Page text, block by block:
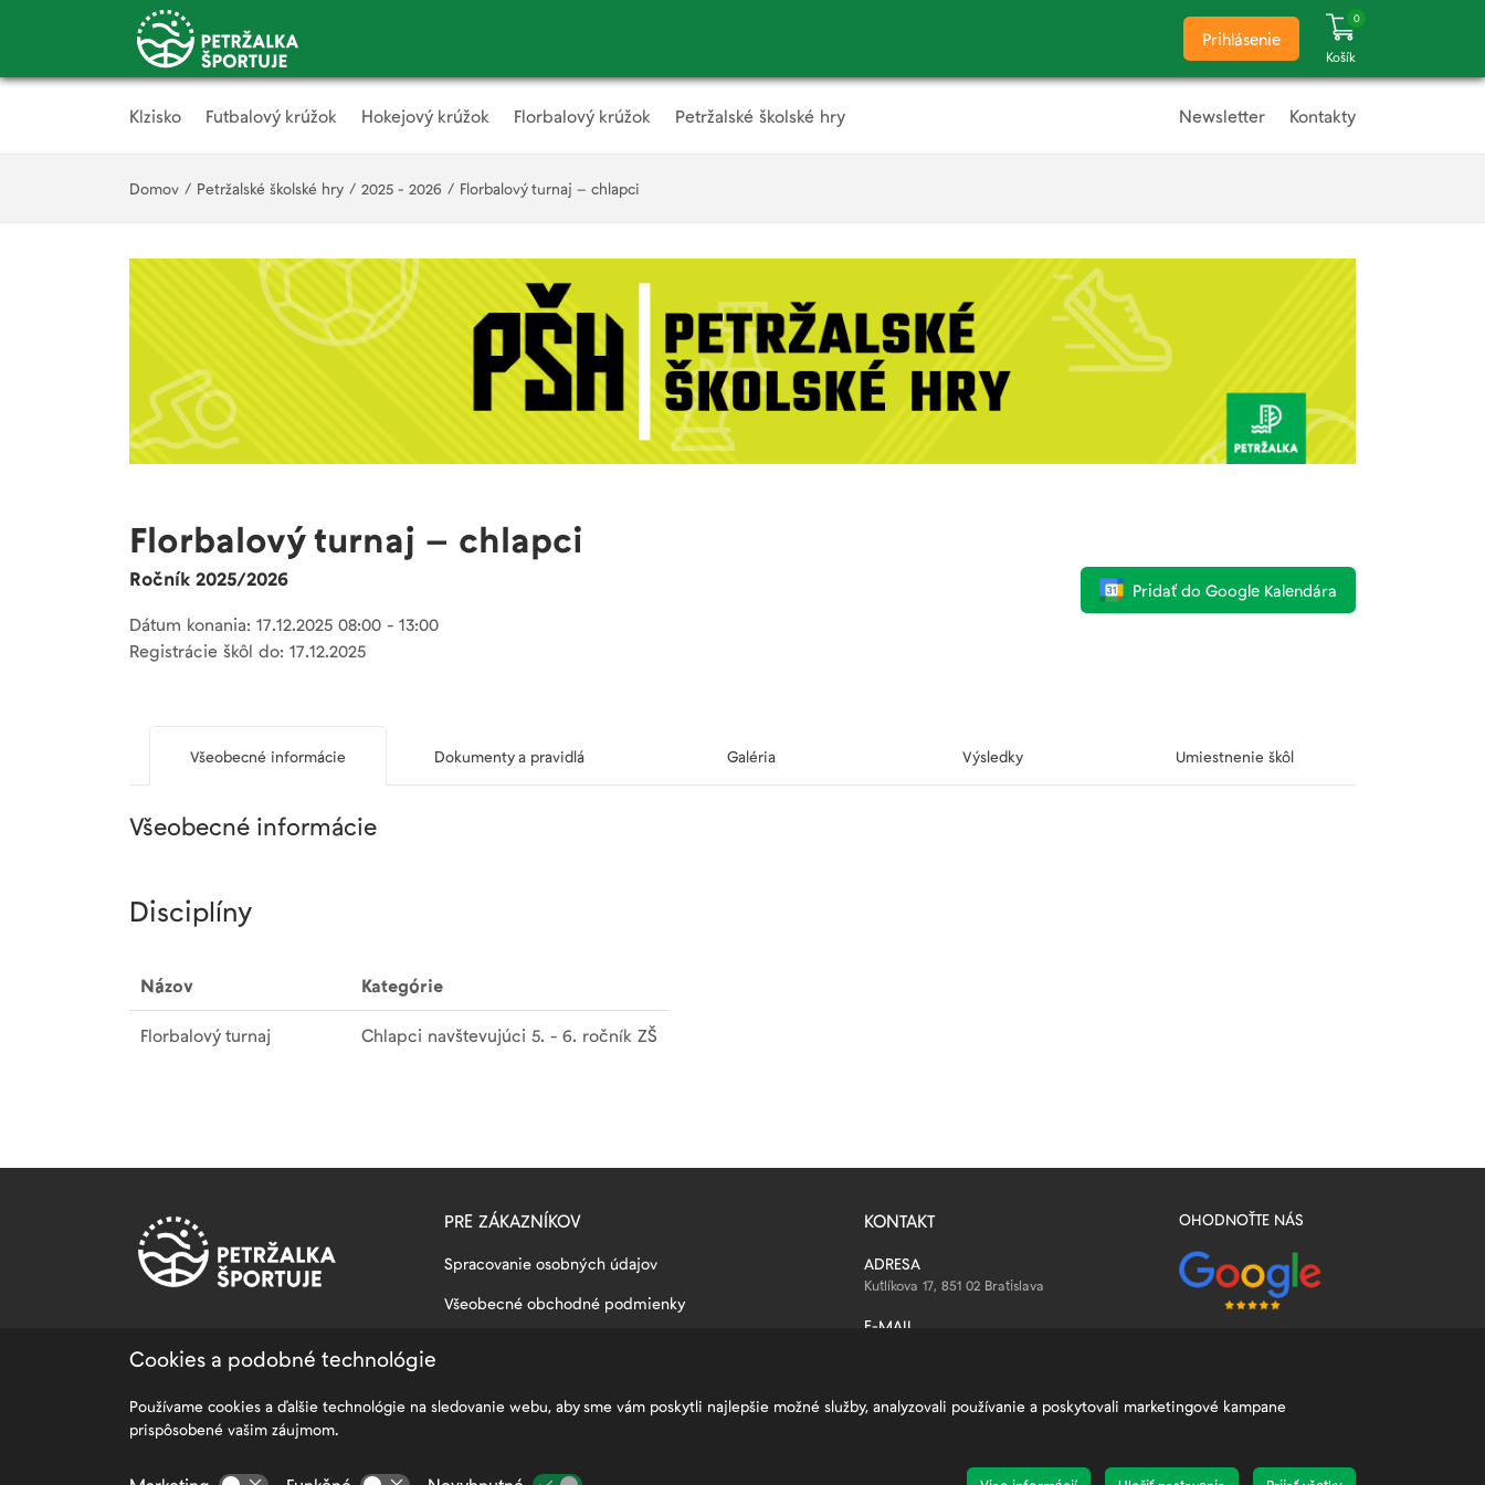
Prihlásenie
Košík
0
Klzisko Futbalový krúžok Hokejový krúžok Florbalový krúžok Petržalské školské hry Newsletter Kontakty
Domov / Petržalské školské hry / 2025 - 2026 / Florbalový turnaj – chlapci
Florbalový turnaj – chlapci
Ročník 2025/2026
Dátum konania: 17.12.2025 08:00 - 13:00
Registrácie škôl do: 17.12.2025
Pridať do Google Kalendára
Všeobecné informácie Dokumenty a pravidlá Galéria Výsledky Umiestnenie škôl
Všeobecné informácie
Disciplíny
Názov Kategórie
Florbalový turnaj Chlapci navštevujúci 5. - 6. ročník ZŠ
PRE ZÁKAZNÍKOV
Spracovanie osobných údajov
Všeobecné obchodné podmienky
KONTAKT
ADRESA
Kutlíkova 17, 851 02 Bratislava
E-MAIL
OHODNOŤTE NÁS
Cookies a podobné technológie
Používame cookies a ďalšie technológie na sledovanie webu, aby sme vám poskytli najlepšie možné služby, analyzovali používanie a poskytovali marketingové kampane
prispôsobené vašim záujmom.